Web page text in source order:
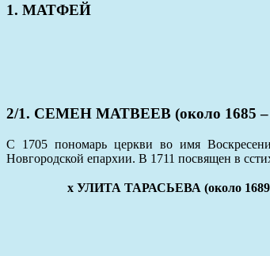
1. МАТФЕЙ
2/1. СЕМЕН МАТВЕЕВ (около 1685 –
С 1705 пономарь церкви во имя
Новгородской епархии. В 1711 посвящен в
x УЛИТА ТАРАСЬЕВА (около 1689